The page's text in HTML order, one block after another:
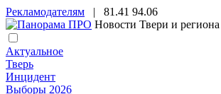
Рекламодателям | 81.41 94.06
Новости Твери и региона
Актуальное
Тверь
Инцидент
Выборы 2026